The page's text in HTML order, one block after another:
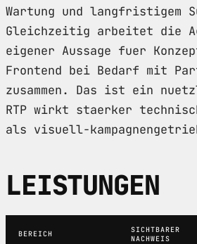
Wartung und langfristigem
Gleichzeitig arbeitet die
eigener Aussage fuer
Frontend bei Bedarf mit
zusammen. Das ist ein
RTP wirkt staerker
als visuell-
LEISTUNGEN
BEREICH
SICHTBARER
NACHWEIS